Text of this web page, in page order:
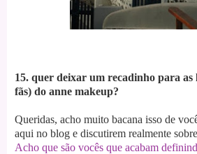
15. quer deixar um recadinho para as
fãs) do anne makeup?
Queridas, acho muito bacana isso de
aqui no blog e discutirem realmente
Acho que são vocês que acabam